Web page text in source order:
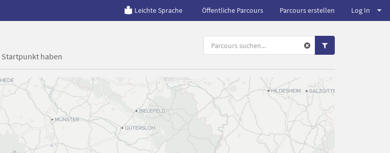
Leichte Sprache Öffentliche Parcours Parcours erstellen Log In
Startpunkt haben